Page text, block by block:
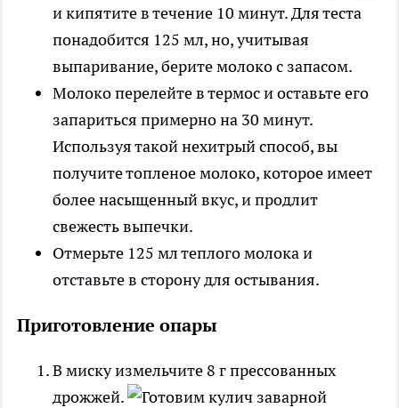
и кипятите в течение 10 минут. Для теста
понадобится 125 мл, но, учитывая
выпаривание, берите молоко с запасом.
Молоко перелейте в термос и оставьте его
запариться примерно на 30 минут.
Используя такой нехитрый способ, вы
получите топленое молоко, которое имеет
более насыщенный вкус, и продлит
свежесть выпечки.
Отмерьте 125 мл теплого молока и
отставьте в сторону для остывания.
Приготовление опары
В миску измельчите 8 г прессованных
дрожжей.